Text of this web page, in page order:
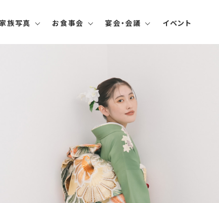
家族写真 お食事会 宴会・会議 イベント